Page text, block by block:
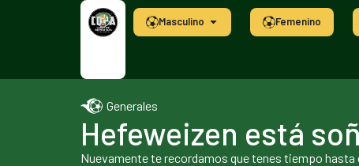
Masculino Femenino
Generales
Hefeweizen está
Nuevamente te recordamos que tenes tiempo hasta